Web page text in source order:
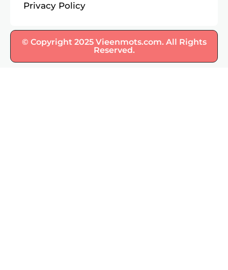
Privacy Policy
© Copyright 2025 Vieenmots.com. All Rights
Reserved.